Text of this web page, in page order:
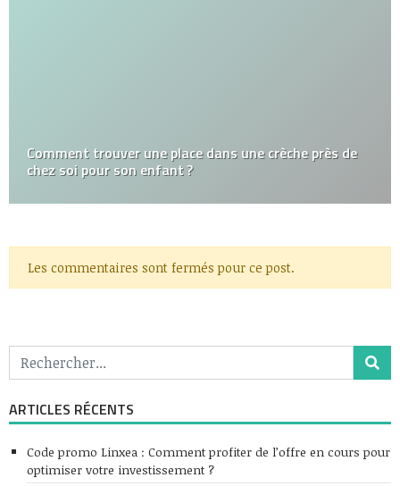
Comment trouver une place dans une crèche près de
chez soi pour son enfant ?
Les commentaires sont fermés pour ce post.
ARTICLES RÉCENTS
Code promo Linxea : Comment profiter de l’offre en cours pour
optimiser votre investissement ?